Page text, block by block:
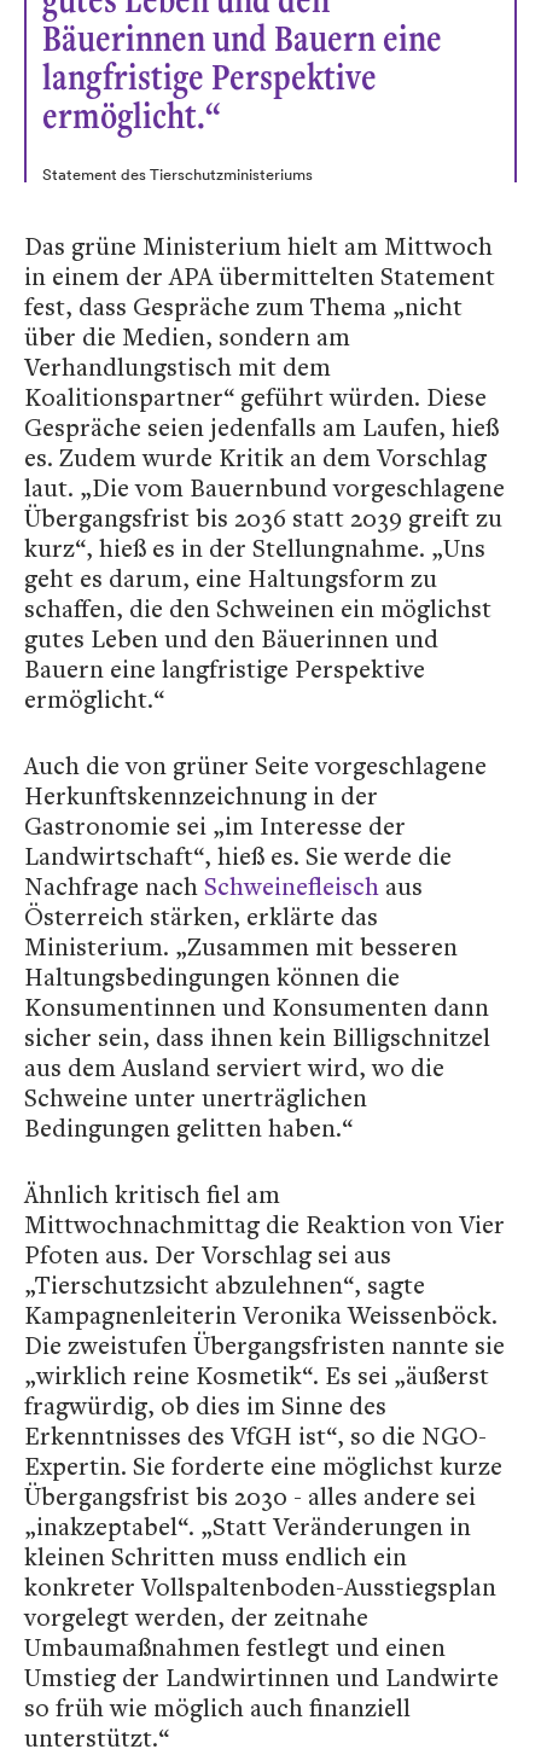
Bäuerinnen und Bauern eine
langfristige Perspektive
ermöglicht.“
Statement des Tierschutzministeriums
Das grüne Ministerium hielt am Mittwoch
in einem der APA übermittelten Statement
fest, dass Gespräche zum Thema „nicht
über die Medien, sondern am
Verhandlungstisch mit dem
Koalitionspartner“ geführt würden. Diese
Gespräche seien jedenfalls am Laufen, hieß
es. Zudem wurde Kritik an dem Vorschlag
laut. „Die vom Bauernbund vorgeschlagene
Übergangsfrist bis 2036 statt 2039 greift zu
kurz“, hieß es in der Stellungnahme. „Uns
geht es darum, eine Haltungsform zu
schaffen, die den Schweinen ein möglichst
gutes Leben und den Bäuerinnen und
Bauern eine langfristige Perspektive
ermöglicht.“
Auch die von grüner Seite vorgeschlagene
Herkunftskennzeichnung in der
Gastronomie sei „im Interesse der
Landwirtschaft“, hieß es. Sie werde die
Nachfrage nachSchweinefleisch aus
Österreich stärken, erklärte das
Ministerium. „Zusammen mit besseren
Haltungsbedingungen können die
Konsumentinnen und Konsumenten dann
sicher sein, dass ihnen kein Billigschnitzel
aus dem Ausland serviert wird, wo die
Schweine unter unerträglichen
Bedingungen gelitten haben.“
Ähnlich kritisch fiel am
Mittwochnachmittag die Reaktion von Vier
Pfoten aus. Der Vorschlag sei aus
„Tierschutzsicht abzulehnen“, sagte
Kampagnenleiterin Veronika Weissenböck.
Die zweistufen Übergangsfristen nannte sie
„wirklich reine Kosmetik“. Es sei „äußerst
fragwürdig, ob dies im Sinne des
Erkenntnisses des VfGH ist“, so die NGO-
Expertin. Sie forderte eine möglichst kurze
Übergangsfrist bis 2030 - alles andere sei
„inakzeptabel“. „Statt Veränderungen in
kleinen Schritten muss endlich ein
konkreter Vollspaltenboden-Ausstiegsplan
vorgelegt werden, der zeitnahe
Umbaumaßnahmen festlegt und einen
Umstieg der Landwirtinnen und Landwirte
so früh wie möglich auch finanziell
unterstützt.“